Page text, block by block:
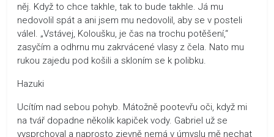
něj. Když to chce takhle, tak to bude takhle. Já mu
nedovolil spát a ani jsem mu nedovolil, aby se v posteli
válel. „Vstávej, Koloušku, je čas na trochu potěšení,“
zasyčím a odhrnu mu zakrvácené vlasy z čela. Nato mu
rukou zajedu pod košili a skloním se k polibku.
Hazuki
Ucítím nad sebou pohyb. Mátožně pootevřu oči, když mi
na tvář dopadne několik kapiček vody. Gabriel už se
vysprchoval a naprosto zjevně nemá v úmyslu mě nechat